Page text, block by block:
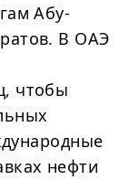
Абу-
В ОАЭ
чтобы
нефти